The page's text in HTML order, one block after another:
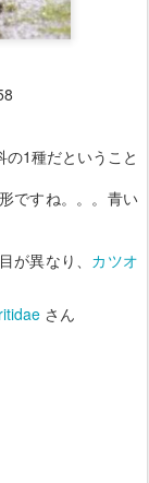
1種だということ
ですね。。。青い
が異なり、 カツオ
さん